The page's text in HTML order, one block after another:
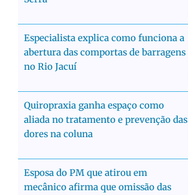
Especialista explica como funciona a
abertura das comportas de barragens
no Rio Jacuí
Quiropraxia ganha espaço como
aliada no tratamento e prevenção das
dores na coluna
Esposa do PM que atirou em
mecânico afirma que omissão das